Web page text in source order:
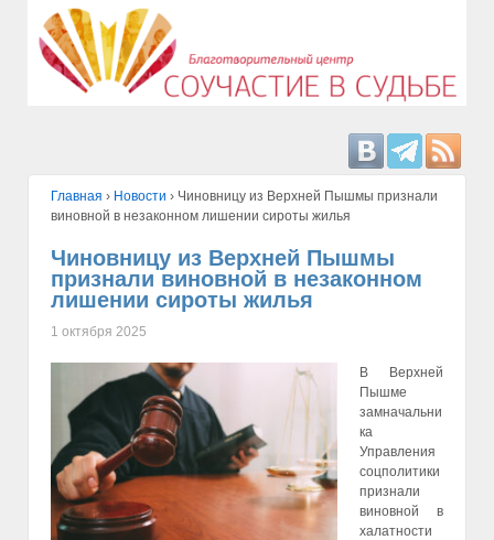
Главная › Hовости › Чиновницу из Верхней Пышмы признали
виновной в незаконном лишении сироты жилья
Чиновницу из Верхней Пышмы
признали виновной в незаконном
лишении сироты жилья
1 октября 2025
В Верхней
Пышме
замначальни
ка
Управления
соцполитики
признали
виновной в
халатности